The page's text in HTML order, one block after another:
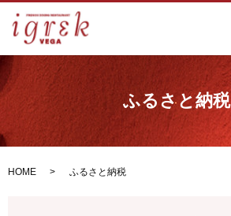
ふるさと納税
HOME ふるさと納税